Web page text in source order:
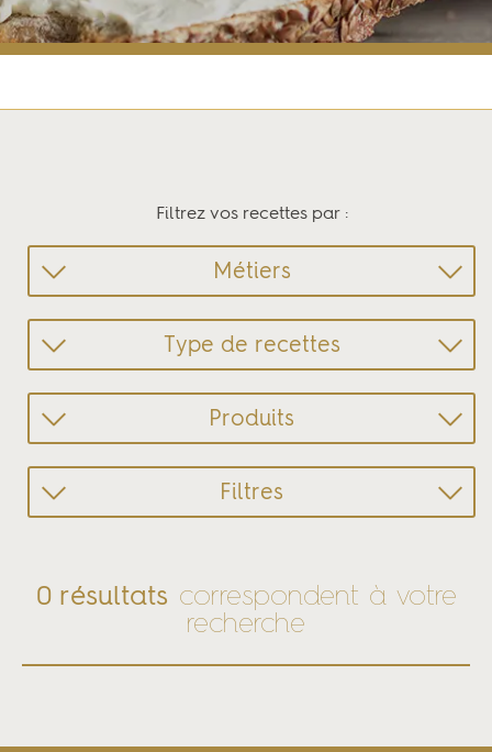
Filtrez vos recettes par :
Métiers
Type de recettes
Produits
Filtres
0 résultats correspondent à votre
recherche